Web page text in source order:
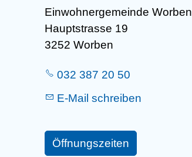
Einwohnergemeinde Worben
Hauptstrasse 19
3252 Worben
032 387 20 50
E-Mail schreiben
Öffnungszeiten